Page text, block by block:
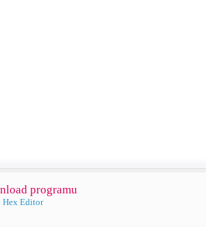
programu
Hex Editor